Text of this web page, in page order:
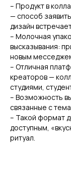
– Продукт в
— способ
дизайн
– Молочная
высказывания:
новым
– Отличная
креаторов —
студиями,
– Возможность
связанные с
– Такой формат
доступным,
ритуал.